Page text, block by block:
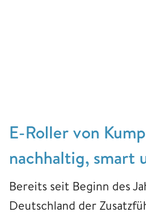
E-Roller von
nachhaltig, smart
Bereits seit Beginn des
Deutschland der